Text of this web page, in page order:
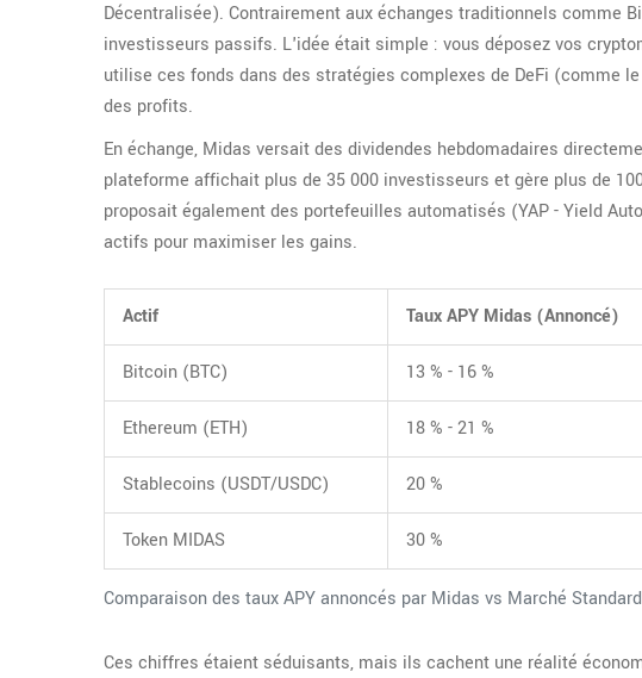
Décentralisée). Contrairement aux échanges traditionnels comme
investisseurs passifs. L'idée était simple : vous déposez vos
utilise ces fonds dans des stratégies complexes de DeFi (comme
des profits.
En échange, Midas versait des dividendes hebdomadaires
plateforme affichait plus de 35 000 investisseurs et gère plus de
proposait également des portefeuilles automatisés (YAP - Yield
actifs pour maximiser les gains.
Comparaison des taux APY annoncés par Midas vs Marché
Actif Taux APY Midas (Annoncé)
Bitcoin (BTC) 13 % - 16 %
Ethereum (ETH) 18 % - 21 %
Stablecoins (USDT/USDC) 20 %
Token MIDAS 30 %
Ces chiffres étaient séduisants, mais ils cachent une réalité